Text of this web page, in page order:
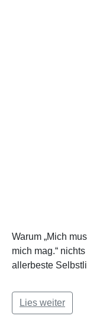
Warum „Mich
mich mag.“
allerbeste
Lies weiter